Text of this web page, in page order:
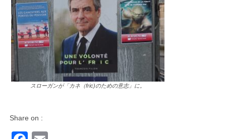
スローガンが「カネ（fric)のための意志」に。
Share on :